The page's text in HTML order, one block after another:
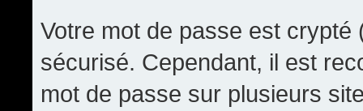
Votre mot de passe est crypté
sécurisé. Cependant, il est
mot de passe sur plusieurs